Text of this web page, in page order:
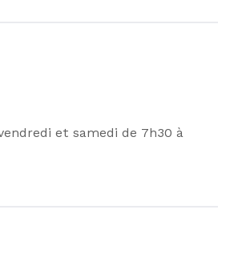
et samedi de 7h30 à